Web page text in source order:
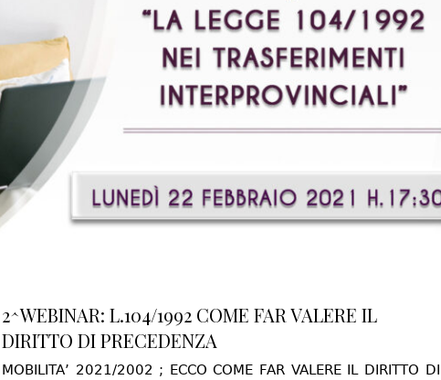
2^WEBINAR: L.104/1992 COME FAR VALERE IL
DIRITTO DI PRECEDENZA
MOBILITA’ 2021/2002 ; ECCO COME FAR VALERE IL DIRITTO DI